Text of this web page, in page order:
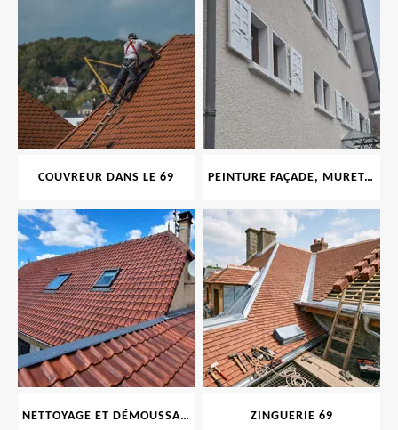
COUVREUR DANS LE 69 PEINTURE FAÇADE, MURET, TOITURE, BOISERIE, FERRONERIE, GOUTTIÈRE 69
NETTOYAGE ET DÉMOUSSAGE DE TOITURE ET FAÇADE 69 ZINGUERIE 69